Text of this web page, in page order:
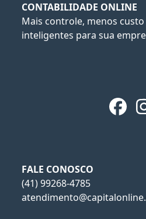
CONTABILIDADE ONLINE
Mais controle, menos custo
inteligentes para sua
FALE CONOSCO
(41) 99268-4785